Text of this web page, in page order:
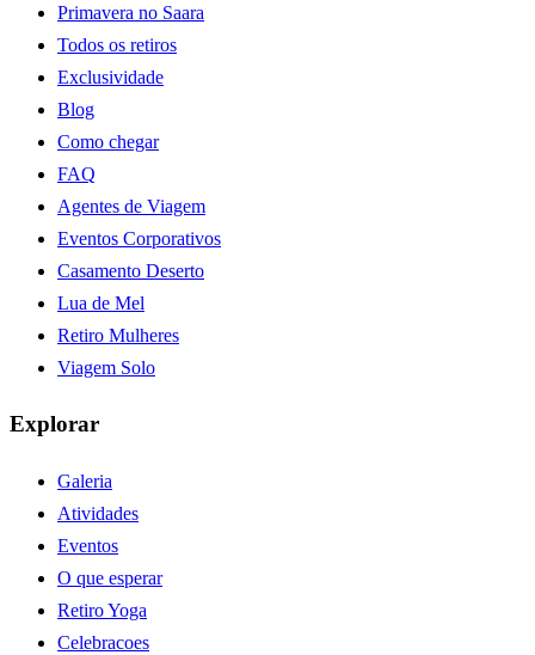
Primavera no Saara
Todos os retiros
Exclusividade
Blog
Como chegar
FAQ
Agentes de Viagem
Eventos Corporativos
Casamento Deserto
Lua de Mel
Retiro Mulheres
Viagem Solo
Explorar
Galeria
Atividades
Eventos
O que esperar
Retiro Yoga
Celebracoes